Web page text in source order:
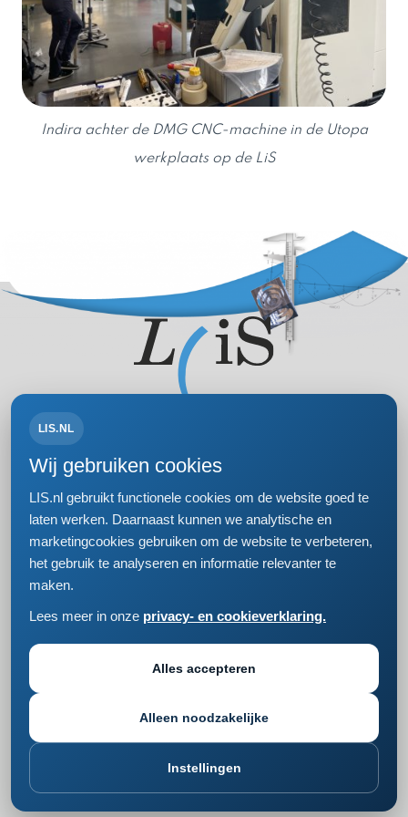
Indira achter de DMG CNC-machine in de Utopa
werkplaats op de LiS
Volg ons op:
Bezoek- en postadres
Einsteinweg 61
2333 CC Leiden
+31 (0)71 5681168
Privacy- en cookieverklaring
Responsible disclosure
LIS.NL
Wij gebruiken cookies
LIS.nl gebruikt functionele cookies om de website goed te
laten werken. Daarnaast kunnen we analytische en
marketingcookies gebruiken om de website te verbeteren,
het gebruik te analyseren en informatie relevanter te
maken.
Lees meer in onze privacy- en cookieverklaring.
Alles accepteren
Alleen noodzakelijke
Instellingen